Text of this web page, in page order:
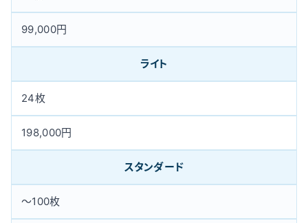
99,000円
ライト
24枚
198,000円
スタンダード
〜100枚